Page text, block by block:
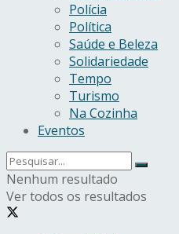
Polícia
Política
Saúde e Beleza
Solidariedade
Tempo
Turismo
Na Cozinha
Eventos
Nenhum resultado
Ver todos os resultados